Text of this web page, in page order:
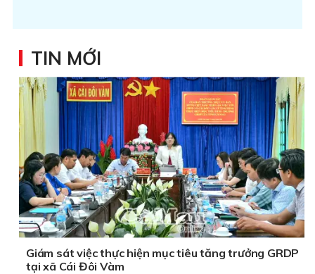
TIN MỚI
Giám sát việc thực hiện mục tiêu tăng trưởng GRDP
tại xã Cái Đôi Vàm